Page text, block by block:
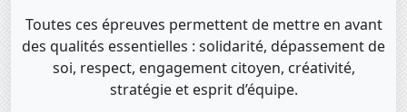
Toutes ces épreuves permettent de mettre en avant
des qualités essentielles : solidarité, dépassement de
soi, respect, engagement citoyen, créativité,
stratégie et esprit d’équipe.